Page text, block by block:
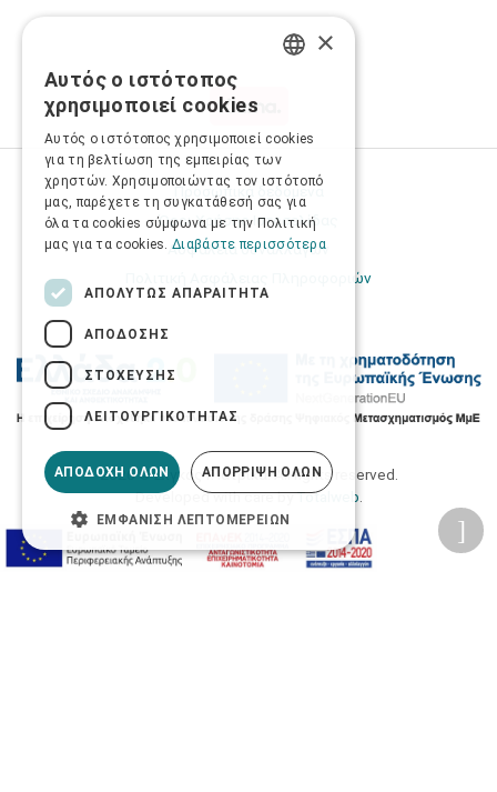
Προσωπικά δεδομένα
Όροι Χρήσης Ιστοσελίδας
Ασφάλεια συναλλαγών
Πολιτική Ασφάλειας Πληροφοριών
2026 © Δίγκας Γ. Ιατρικά. All rights reserved.
Developed with care byTotalweb
×
Αυτός ο ιστότοπος
χρησιμοποιεί cookies
Αυτός ο ιστότοπος χρησιμοποιεί cookies
για τη βελτίωση της εμπειρίας των
χρηστών. Χρησιμοποιώντας τον ιστότοπό
μας, παρέχετε τη συγκατάθεσή σας για
όλα τα cookies σύμφωνα με την Πολιτική
μας για τα cookies. Διαβάστε περισσότερα
ΑΠΟΛΎΤΩΣ ΑΠΑΡΑΊΤΗΤΑ
ΑΠΌΔΟΣΗΣ
ΣΤΌΧΕΥΣΗΣ
ΛΕΙΤΟΥΡΓΙΚΌΤΗΤΑΣ
ΑΠΟΔΟΧΉ ΌΛΩΝ ΑΠΌΡΡΙΨΗ ΌΛΩΝ
ΕΜΦΆΝΙΣΗ ΛΕΠΤΟΜΕΡΕΙΏΝ